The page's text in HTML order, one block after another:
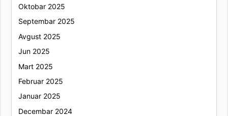
Oktobar 2025
Septembar 2025
Avgust 2025
Jun 2025
Mart 2025
Februar 2025
Januar 2025
Decembar 2024